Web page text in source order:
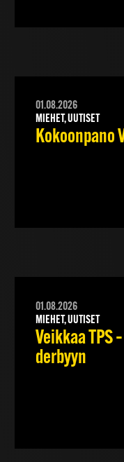
01.08.2026
MIEHET, UUTISET
Kokoonpano
01.08.2026
MIEHET, UUTISET
Veikkaa TPS
derbyyn